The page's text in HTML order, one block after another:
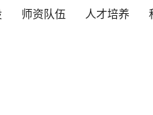
师资队伍 人才培养